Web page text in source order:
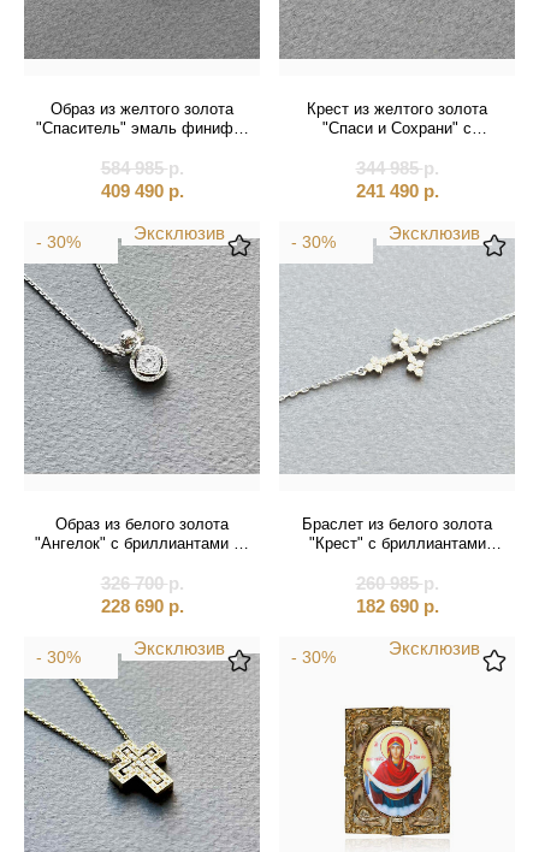
Образ из желтого золота
"Спаситель" эмаль финифть
584 985р.
409 490 р.
Крест из желтого золота
"Спаси и Сохрани" с
344 985р.
241 490 р.
Эксклюзив
- 30%
Образ из белого золота
"Ангелок" с бриллиантами на
326 700р.
228 690 р.
Эксклюзив
- 30%
Браслет из белого золота
"Крест" с бриллиантами
260 985р.
182 690 р.
Эксклюзив
- 30% Эксклюзив
- 30%